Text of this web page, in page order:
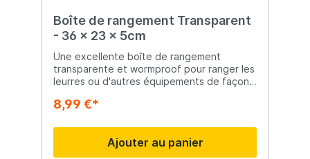
Boîte de rangement Transparent
- 36 x 23 x 5cm
Une excellente boîte de rangement
transparente et wormproof pour ranger les
leurres ou d'autres équipements de façon
pêche a 24 compartiments que vous
exclusif.
8,99 €*
Ajouter au panier